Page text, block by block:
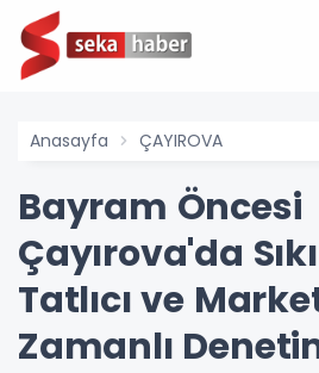
Anasayfa ÇAYIROVA
Bayram Öncesi
Çayırova'da
Tatlıcı ve
Zamanlı